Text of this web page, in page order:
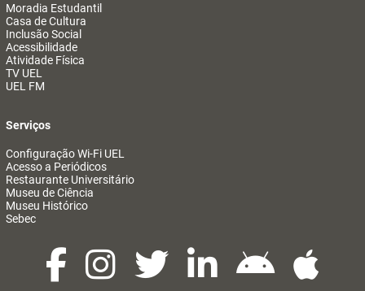
Moradia Estudantil
Casa de Cultura
Inclusão Social
Acessibilidade
Atividade Física
TV UEL
UEL FM
Serviços
Configuração Wi-Fi UEL
Acesso a Periódicos
Restaurante Universitário
Museu de Ciência
Museu Histórico
Sebec